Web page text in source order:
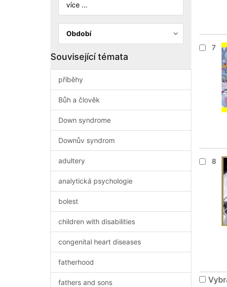
7
8
více ...
Období
Související témata
příběhy
Bůh a člověk
Down syndrome
Downův syndrom
adultery
analytická psychologie
bolest
children with disabilities
congenital heart diseases
fatherhood
fathers and sons